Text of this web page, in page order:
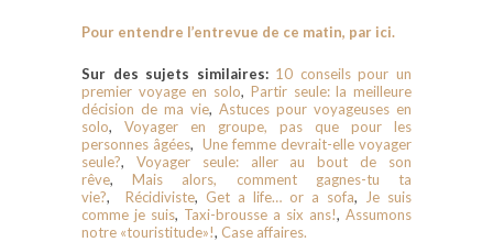
Pour entendre l’entrevue de ce matin, par ici.
Sur des sujets similaires: 10 conseils pour un
premier voyage en solo, Partir seule: la meilleure
décision de ma vie, Astuces pour voyageuses en
solo, Voyager en groupe, pas que pour les
personnes âgées, Une femme devrait-elle voyager
seule?, Voyager seule: aller au bout de son
rêve,Mais alors, comment gagnes-tu ta
vie?, Récidiviste, Get a life… or a sofa,
Je suis
comme je suis, Taxi-brousse a six ans!, Assumons
notre «touristitude»!, Case affaires.